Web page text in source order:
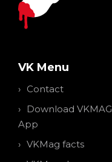
VK Menu
Contact
Download VKMAG
App
VKMag facts